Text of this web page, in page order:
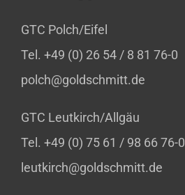
GTC Polch/Eifel
Tel. +49 (0) 26 54 / 8 81 76-0
polch@goldschmitt.de
GTC Leutkirch/Allgäu
Tel. +49 (0) 75 61 / 98 66 76-0
leutkirch@goldschmitt.de